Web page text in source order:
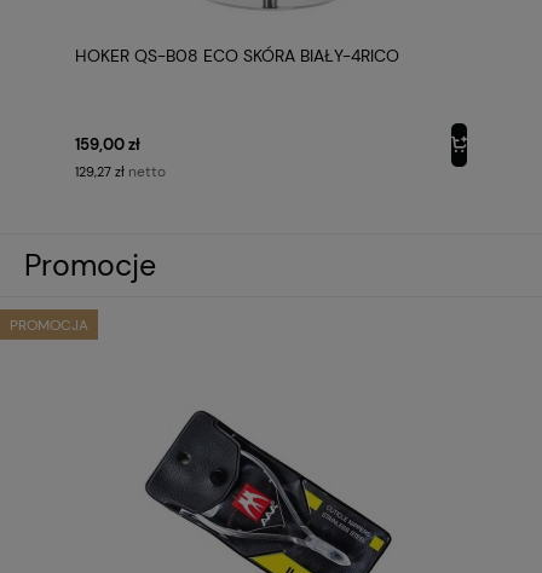
HOKER QS-B08 ECO SKÓRA BIAŁY-4RICO
159,00 zł
129,27 zł netto
Promocje
PROMOCJA